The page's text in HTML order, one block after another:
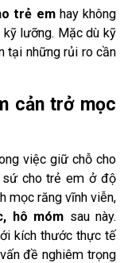
trẻ emhay không
kỹ lưỡng. Mặc dù kỹ
tại những rủi ro cần
cản trở mọc
việc giữ chỗ cho
cho trẻ em ở độ
mọc răng vĩnh viễn,
hô móm sau này.
kích thước thực tế
đề nghiêm trọng